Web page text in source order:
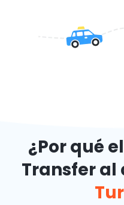
¿Por qué
Transfer al